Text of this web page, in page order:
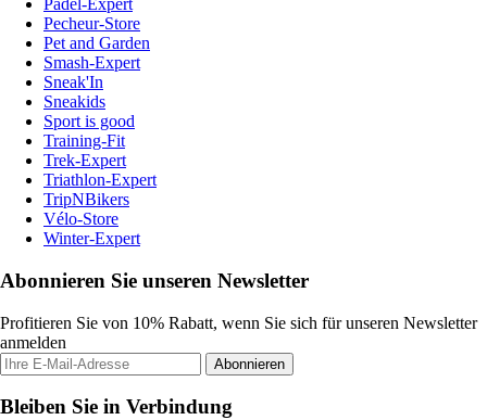
Padel-Expert
Pecheur-Store
Pet and Garden
Smash-Expert
Sneak'In
Sneakids
Sport is good
Training-Fit
Trek-Expert
Triathlon-Expert
TripNBikers
Vélo-Store
Winter-Expert
Abonnieren Sie unseren Newsletter
Profitieren Sie von 10% Rabatt, wenn Sie sich für unseren Newsletter
anmelden
Abonnieren
Bleiben Sie in Verbindung